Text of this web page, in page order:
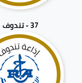
37 - تندوف